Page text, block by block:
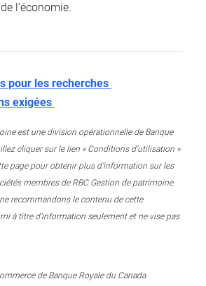
l’économie.
pour les recherches
exigées
est une division opérationnelle de Banque
cliquer sur le lien « Conditions d’utilisation »
page pour obtenir plus d’information sur les
membres de RBC Gestion de patrimoine.
recommandons le contenu de cette
à titre d’information seulement et ne vise pas
de Banque Royale du Canada